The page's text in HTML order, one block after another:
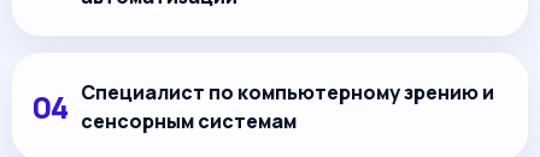
Специалист по компьютерному зрению и
сенсорным системам